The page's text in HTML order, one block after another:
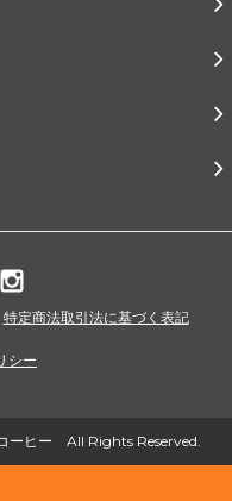
特定商法取引法に基づく表記
シー
ヒー All Rights Reserved.